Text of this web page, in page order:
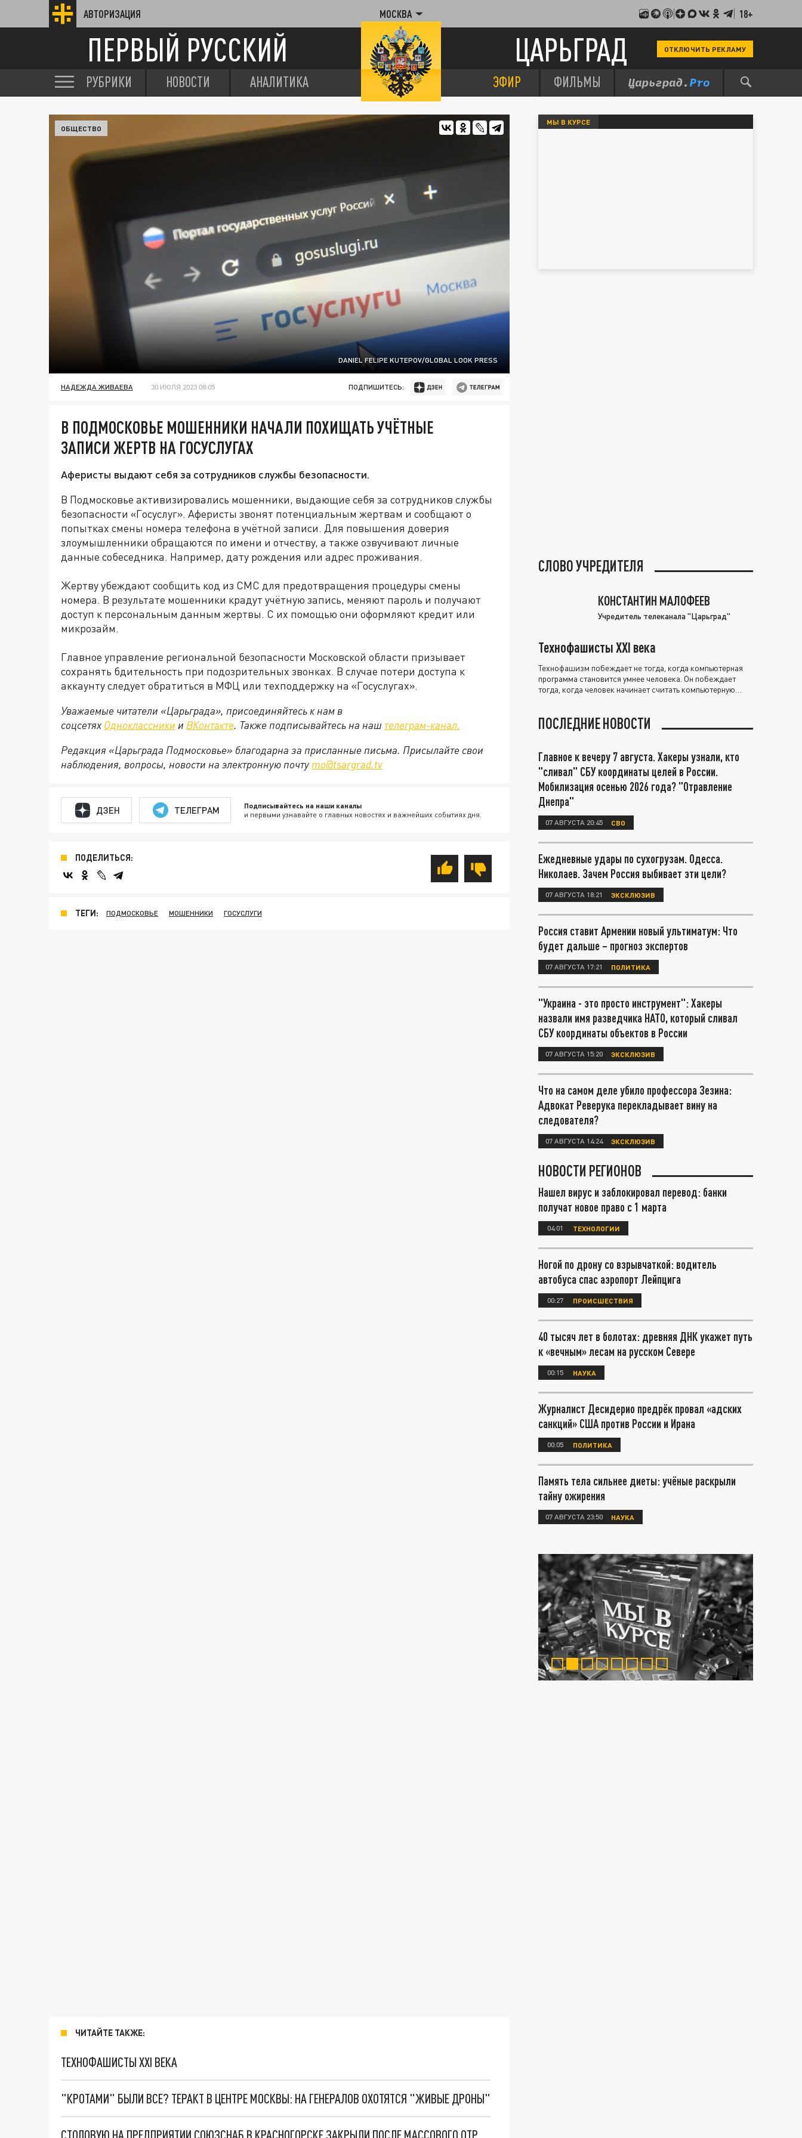
АВТОРИЗАЦИЯ МОСКВА 18+
ПЕРВЫЙ РУССКИЙ ЦАРЬГРАД ОТКЛЮЧИТЬ РЕКЛАМУ
РУБРИКИ НОВОСТИ АНАЛИТИКА ЭФИР ФИЛЬМЫ
DANIEL FELIPE KUTEPOV/GLOBAL LOOK PRESS
ОБЩЕСТВО
НАДЕЖДА ЖИВАЕВА 30 ИЮЛЯ 2023 08:05 ПОДПИШИТЕСЬ:
В ПОДМОСКОВЬЕ МОШЕННИКИ НАЧАЛИ ПОХИЩАТЬ УЧЁТНЫЕ
ЗАПИСИ ЖЕРТВ НА ГОСУСЛУГАХ
Аферисты выдают себя за сотрудников службы безопасности.
В Подмосковье активизировались мошенники, выдающие себя за сотрудников службы
безопасности «Госуслуг». Аферисты звонят потенциальным жертвам и сообщают о
попытках смены номера телефона в учётной записи. Для повышения доверия
злоумышленники обращаются по имени и отчеству, а также озвучивают личные
данные собеседника. Например, дату рождения или адрес проживания.
Жертву убеждают сообщить код из СМС для предотвращения процедуры смены
номера. В результате мошенники крадут учётную запись, меняют пароль и получают
доступ к персональным данным жертвы. С их помощью они оформляют кредит или
микрозайм.
Главное управление региональной безопасности Московской области призывает
сохранять бдительность при подозрительных звонках. В случае потери доступа к
аккаунту следует обратиться в МФЦ или техподдержку на «Госуслугах».
Уважаемые читатели «Царьграда», присоединяйтесь к нам в
соцсетях Одноклассники и ВКонтакте. Также подписывайтесь на наш телеграм-канал.
Редакция «Царьграда Подмосковье» благодарна за присланные письма. Присылайте свои
наблюдения, вопросы, новости на электронную почту mo@tsargrad.tv
ДЗЕН ТЕЛЕГРАМ Подписывайтесь на наши каналы
и первыми узнавайте о главных новостях и важнейших событиях дня.
ПОДЕЛИТЬСЯ:
ТЕГИ: ПОДМОСКОВЬЕ МОШЕННИКИ ГОСУСЛУГИ
ЧИТАЙТЕ ТАКЖЕ:
ТЕХНОФАШИСТЫ XXI ВЕКА
"КРОТАМИ" БЫЛИ ВСЕ? ТЕРАКТ В ЦЕНТРЕ МОСКВЫ: НА ГЕНЕРАЛОВ ОХОТЯТСЯ "ЖИВЫЕ ДРОНЫ"
МЫ В КУРСЕ
СЛОВО УЧРЕДИТЕЛЯ
КОНСТАНТИН МАЛОФЕЕВ
Учредитель телеканала "Царьград"
Технофашисты XXI века
Технофашизм побеждает не тогда, когда компьютерная
программа становится умнее человека. Он побеждает
тогда, когда человек начинает считать компьютерную
ПОСЛЕДНИЕ НОВОСТИ
Главное к вечеру 7 августа. Хакеры узнали, кто
"сливал" СБУ координаты целей в России.
Мобилизация осенью 2026 года? "Отравление
Днепра"
07 АВГУСТА 20:45 СВО
Ежедневные удары по сухогрузам. Одесса.
Николаев. Зачем Россия выбивает эти цели?
07 АВГУСТА 18:21 ЭКСКЛЮЗИВ
Россия ставит Армении новый ультиматум: Что
будет дальше – прогноз экспертов
07 АВГУСТА 17:21 ПОЛИТИКА
"Украина - это просто инструмент": Хакеры
назвали имя разведчика НАТО, который сливал
СБУ координаты объектов в России
07 АВГУСТА 15:20 ЭКСКЛЮЗИВ
Что на самом деле убило профессора Зезина:
Адвокат Реверука перекладывает вину на
следователя?
07 АВГУСТА 14:24 ЭКСКЛЮЗИВ
НОВОСТИ РЕГИОНОВ
Нашел вирус и заблокировал перевод: банки
получат новое право с 1 марта
04:01 ТЕХНОЛОГИИ
Ногой по дрону со взрывчаткой: водитель
автобуса спас аэропорт Лейпцига
00:27 ПРОИСШЕСТВИЯ
40 тысяч лет в болотах: древняя ДНК укажет путь
к «вечным» лесам на русском Севере
00:15 НАУКА
Журналист Десидерио предрёк провал «адских
санкций» США против России и Ирана
00:05 ПОЛИТИКА
Память тела сильнее диеты: учёные раскрыли
тайну ожирения
07 АВГУСТА 23:50 НАУКА